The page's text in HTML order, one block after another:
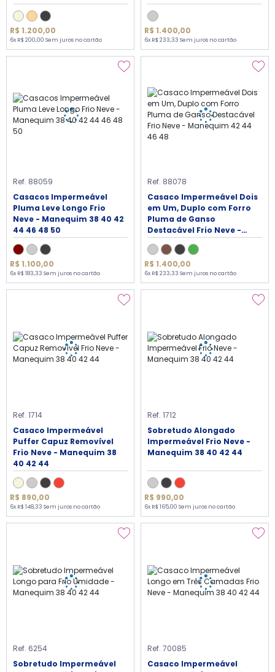
R$ 1.200,00
6x R$ 200,00 Sem juros no cartão
R$ 1.400,00
6x R$ 233,33 Sem juros no cartão
Ref. 88059
Casacos Impermeável
Pluma Leve Longo Frio
Neve - Manequim 38 40 42
44 46 48 50
R$ 1.100,00
6x R$ 183,33 Sem juros no cartão
Ref. 88078
Casaco Impermeável Dois
em Um, Duplo com Forro
Pluma de Ganso
Destacável Frio Neve -
Manequim 42 44 46 48
R$ 1.400,00
6x R$ 233,33 Sem juros no cartão
Ref. 1714
Casaco Impermeável
Puffer Capuz Removível
Frio Neve - Manequim 38
40 42 44
R$ 890,00
6x R$ 148,33 Sem juros no cartão
Ref. 1712
Sobretudo Alongado
Impermeável Frio Neve -
Manequim 38 40 42 44
R$ 990,00
6x R$ 165,00 Sem juros no cartão
Ref. 6254
Sobretudo Impermeável
Ref. 70085
Casaco Impermeável